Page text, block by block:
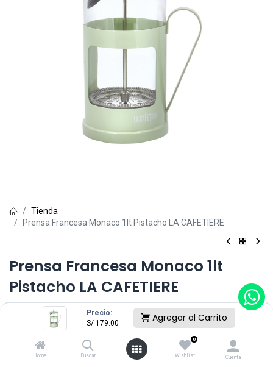
Precio:
S/ 179.00 Agregar al Carrito
Home Buscar
0
Wishlist Cuenta
Tienda
Prensa Francesa Monaco 1lt Pistacho LA CAFETIERE
Prensa Francesa Monaco 1lt
Pistacho LA CAFETIERE
(0 reseña)
179.00